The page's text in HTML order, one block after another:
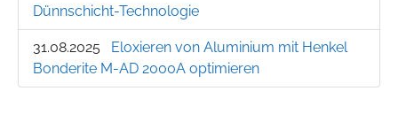
Dünnschicht-Technologie
31.08.2025
Eloxieren von Aluminium mit Henkel
Bonderite M-AD 2000A optimieren